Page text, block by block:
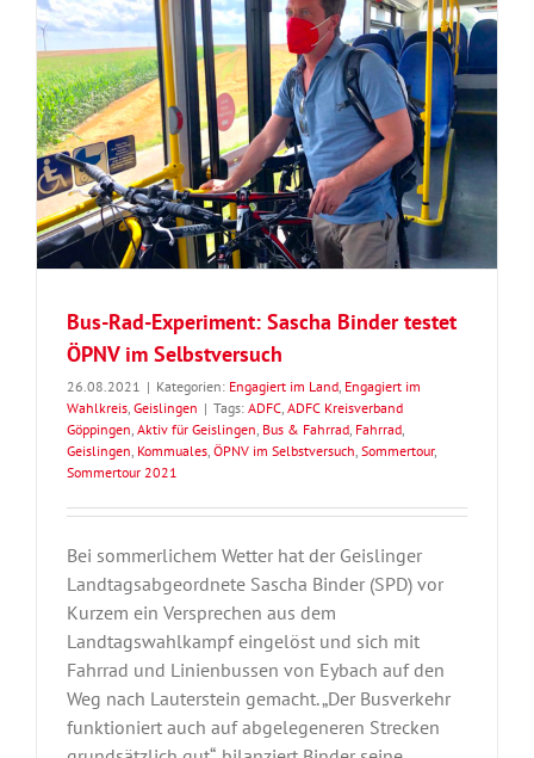
Bus-Rad-Experiment: Sascha Binder testet
ÖPNV im Selbstversuch
26.08.2021 | Kategorien: Engagiert im Land Engagiert im
Wahlkreis Geislingen | Tags: ADFC ADFC Kreisverband
Göppingen Aktiv für Geislingen Bus & Fahrrad Fahrrad
Geislingen Kommuales ÖPNV im Selbstversuch Sommertour,
Sommertour 2021
Bei sommerlichem Wetter hat der Geislinger
Landtagsabgeordnete Sascha Binder (SPD) vor
Kurzem ein Versprechen aus dem
Landtagswahlkampf eingelöst und sich mit
Fahrrad und Linienbussen von Eybach auf den
Weg nach Lauterstein gemacht. „Der Busverkehr
funktioniert auch auf abgelegeneren Strecken